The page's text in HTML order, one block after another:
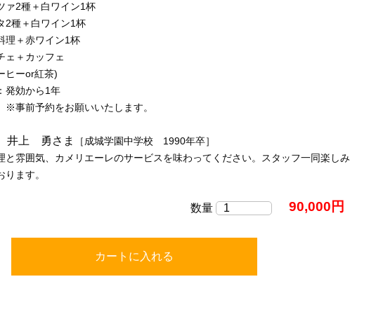
白ワイン1杯
白ワイン1杯
ワイン1杯
ッフェ
or紅茶)
発効から1年
お願いいたします。
井上 勇さま
［成城学園中学校 1990年卒］
と雰囲気、カメリエーレのサービスを味わってください。スタッフ一同楽しみ
ります。
数量 90,000円
カートに入れる